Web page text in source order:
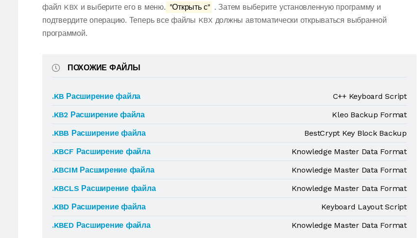
файл KBX и выберите его в меню. "Открыть с" . Затем выберите установленную программу и
подтвердите операцию. Теперь все файлы KBX должны автоматически открываться выбранной
программой.
ПОХОЖИЕ ФАЙЛЫ
.KB Расширение файла
C++ Keyboard Script
.KB2 Расширение файла
Kleo Backup Format
.KBB Расширение файла
BestCrypt Key Block Backup
.KBCF Расширение файла
Knowledge Master Data Format
.KBCIM Расширение файла
Knowledge Master Data Format
.KBCLS Расширение файла
Knowledge Master Data Format
.KBD Расширение файла
Keyboard Layout Script
.KBED Расширение файла
Knowledge Master Data Format